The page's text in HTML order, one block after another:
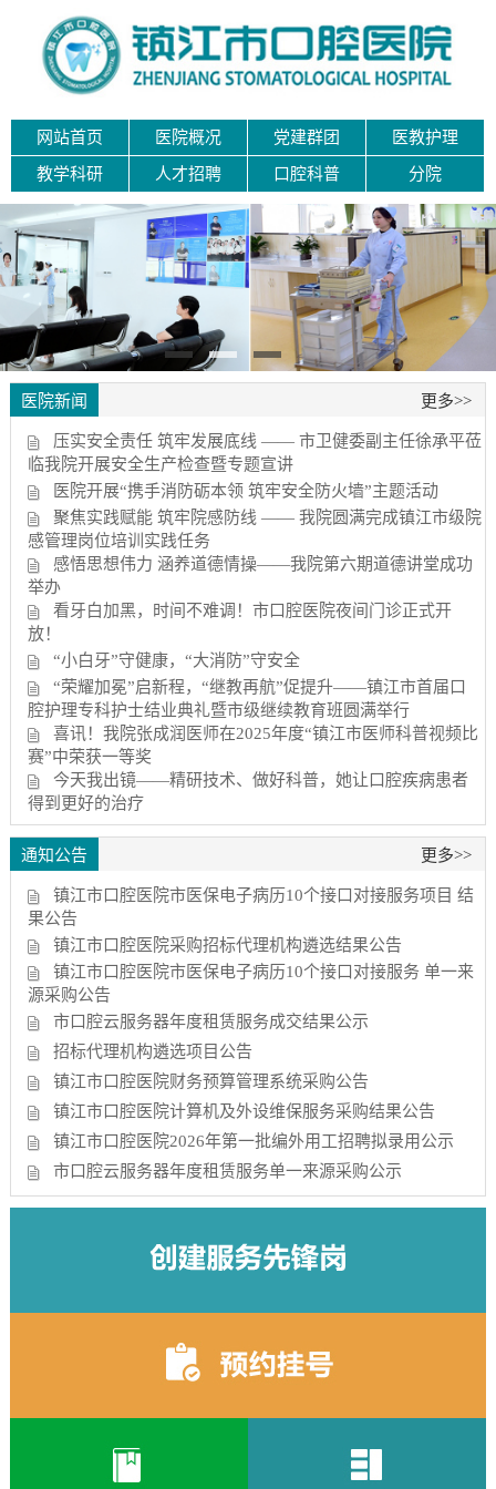
网站首页 医院概况 党建群团 医教护理
教学科研 人才招聘 口腔科普 分院
医院新闻 更多>>
压实安全责任 筑牢发展底线 —— 市卫健委副主任徐承平莅
临我院开展安全生产检查暨专题宣讲
医院开展“携手消防砺本领 筑牢安全防火墙”主题活动
聚焦实践赋能 筑牢院感防线 —— 我院圆满完成镇江市级院
感管理岗位培训实践任务
感悟思想伟力 涵养道德情操——我院第六期道德讲堂成功
举办
看牙白加黑，时间不难调！市口腔医院夜间门诊正式开
放！
“小白牙”守健康，“大消防”守安全
“荣耀加冕”启新程，“继教再航”促提升——镇江市首届口
腔护理专科护士结业典礼暨市级继续教育班圆满举行
喜讯！我院张成润医师在2025年度“镇江市医师科普视频比
赛”中荣获一等奖
今天我出镜——精研技术、做好科普，她让口腔疾病患者
得到更好的治疗
通知公告 更多>>
镇江市口腔医院市医保电子病历10个接口对接服务项目 结
果公告
镇江市口腔医院采购招标代理机构遴选结果公告
镇江市口腔医院市医保电子病历10个接口对接服务 单一来
源采购公告
市口腔云服务器年度租赁服务成交结果公示
招标代理机构遴选项目公告
镇江市口腔医院财务预算管理系统采购公告
镇江市口腔医院计算机及外设维保服务采购结果公告
镇江市口腔医院2026年第一批编外用工招聘拟录用公示
市口腔云服务器年度租赁服务单一来源采购公示